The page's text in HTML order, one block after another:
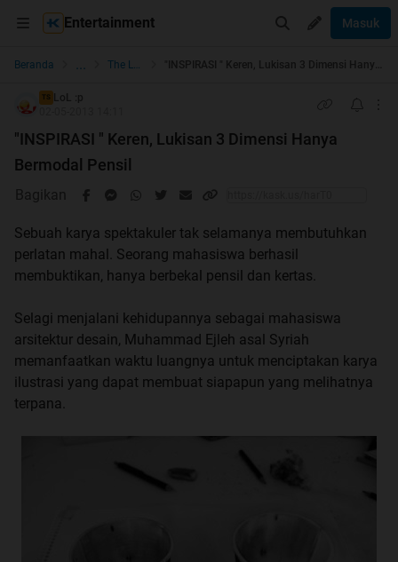
Entertainment Masuk
Beranda ... The Lounge
TS
LoL :p
"INSPIRASI " Keren, Lukisan 3 Dimensi Hanya
Bermodal Pensil
Bagikan
Sebuah karya spektakuler tak selamanya membutuhkan
perlatan mahal. Seorang mahasiswa berhasil
membuktikan, hanya berbekal pensil dan kertas.
Selagi menjalani kehidupannya sebagai mahasiswa
arsitektur desain, Muhammad Ejleh asal Syriah
memanfaatkan waktu luangnya untuk menciptakan karya
ilustrasi yang dapat membuat siapapun yang melihatnya
terpana.